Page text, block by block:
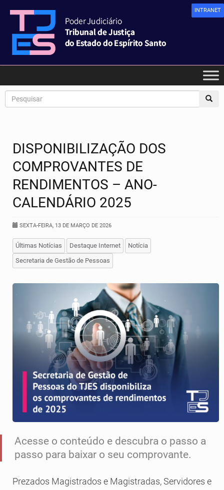
INTRANET
DISPONIBILIZAÇÃO DOS
COMPROVANTES DE
RENDIMENTOS – ANO-
CALENDÁRIO 2025
SEXTA-FEIRA, 13 DE MARÇO DE 2026
Últimas Notícias Destaque Internet
Notícia
Secretaria de Gestão de Pessoas
Acesse o conteúdo e descubra o passo a
passo para baixar o seu comprovante.
Prezados Magistrados e Magistradas, Servidores e